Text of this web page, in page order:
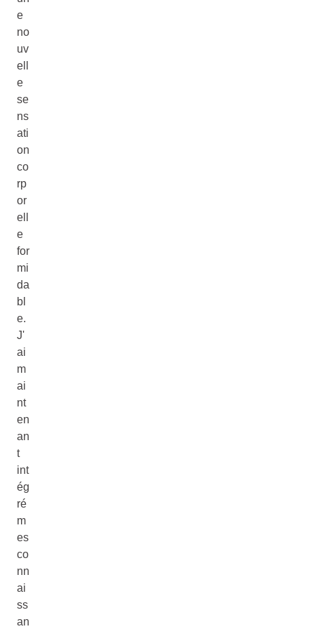
e
no
uv
ell
e
se
ns
ati
on
co
rp
or
ell
e
for
mi
da
bl
e.
J'
ai
m
ai
nt
en
an
t
int
ég
ré
m
es
co
nn
ai
ss
an